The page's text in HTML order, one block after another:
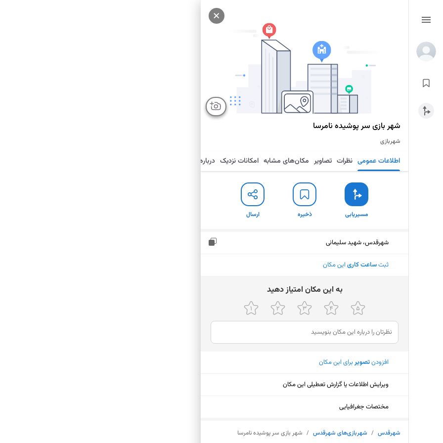
شهر بازی سر پوشیده نامرسا
شهربازی
اطلاعات عمومی نظرات تصاویر مکان‌های مشابه امکانات نزدیک درباره
مسیریابی ذخیره ارسال
شهرقدس، شهید سلیمانی
ثبتساعت کاری این مکان
ﺑﻪ اﯾﻦ ﻣﮑﺎن اﻣﺘﯿﺎز دﻫﯿﺪ
افزودنتصویربرای این مکان
ویرایش اطلاعات یا گزارش تعطیلی این مکان
مختصات جغرافیایی
شهرقدس / شهربازی‌های شهرقدس / شهر بازی سر پوشیده نامرسا